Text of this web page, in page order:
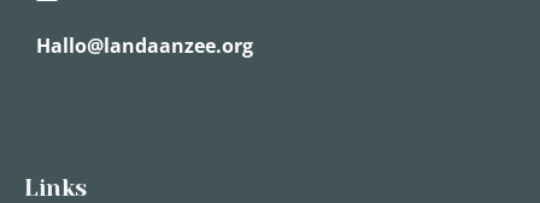
Hallo@landaanzee.org
Links